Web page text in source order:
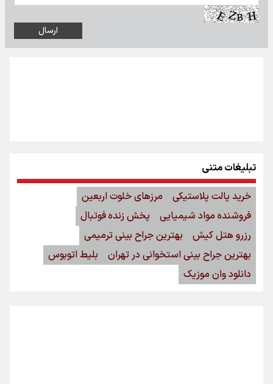
تبلیغات متنی
خرید پالت پلاستیکی
مرزهای خلوت اربعین
فروشنده مواد شیمیایی
پخش زنده فوتبال
رزرو هتل کیش
بهترین جراح بینی ترمیمی
بهترین جراح بینی استخوانی در تهران
بلیط اتوبوس
دانلود وان موزیک